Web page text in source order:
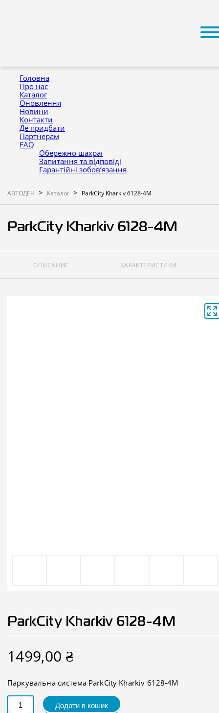
Головна
Про нас
Каталог
Оновлення
Новини
Контакти
Де придбати
Партнерам
FAQ
Обережно шахраї
Запитання та відповіді
Гарантійні зобов’язання
АВТОДЕН > Каталог > ParkCity Kharkiv 6128-4M
ParkCity Kharkiv 6128-4M
ОПИСАНИЕ ХАРАКТЕРИСТИКИ
ParkCity Kharkiv 6128-4M
1499,00₴
Паркувальна система ParkCity Kharkiv 6128-4M
ParkCity
Kharkiv
Додати в кошик